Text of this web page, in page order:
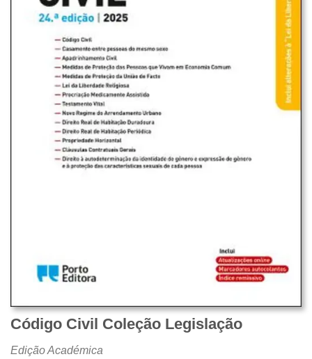
Código Civil Coleção Legislação
Edição Académica